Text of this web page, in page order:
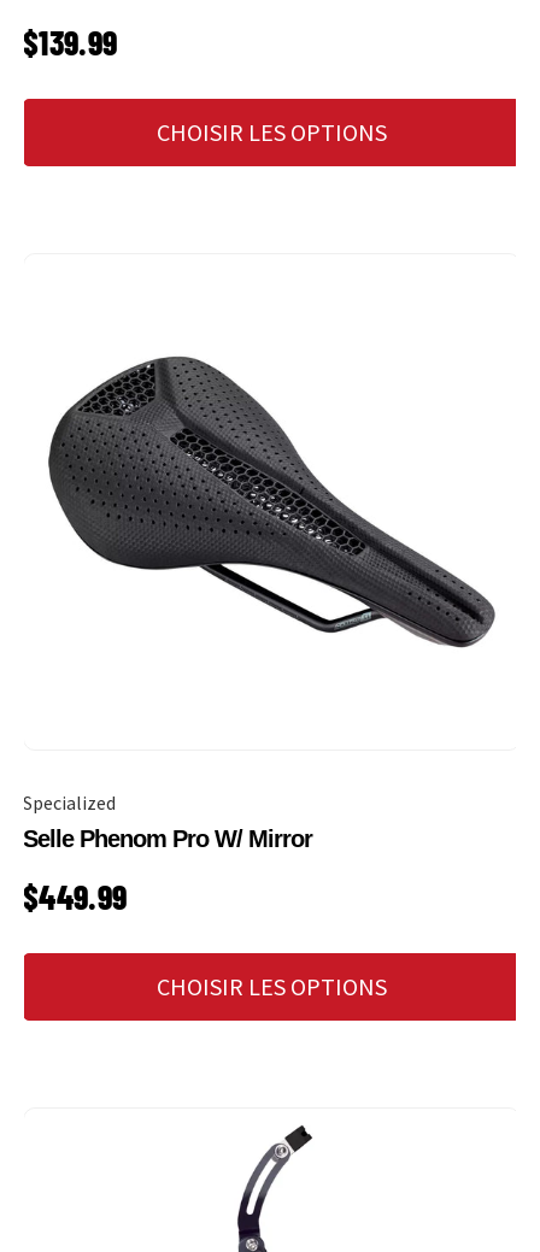
PRIX HABITUEL
$139.99
CHOISIR LES OPTIONS
Specialized
Selle Phenom Pro W/ Mirror
PRIX HABITUEL
$449.99
CHOISIR LES OPTIONS